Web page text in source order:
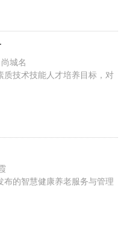
城名
质技术技能人才培养目标，对
霞
布的智慧健康养老服务与管理